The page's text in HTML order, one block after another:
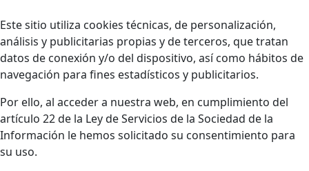
Este sitio utiliza cookies técnicas, de personalización,
análisis y publicitarias propias y de terceros, que tratan
datos de conexión y/o del dispositivo, así como hábitos de
navegación para fines estadísticos y publicitarios.
Por ello, al acceder a nuestra web, en cumplimiento del
artículo 22 de la Ley de Servicios de la Sociedad de la
Información le hemos solicitado su consentimiento para
su uso.